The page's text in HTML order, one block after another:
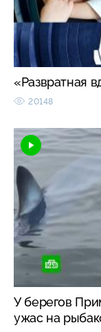
«Развратная
20148
У берегов
ужас на